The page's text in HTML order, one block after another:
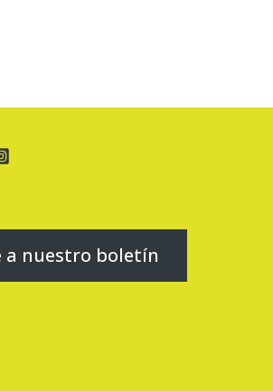
a nuestro boletín